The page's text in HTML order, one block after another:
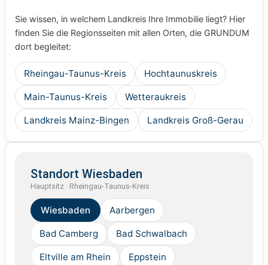
Sie wissen, in welchem Landkreis Ihre Immobilie liegt? Hier
finden Sie die Regionsseiten mit allen Orten, die GRUNDUM
dort begleitet:
Rheingau-Taunus-Kreis Hochtaunuskreis
Main-Taunus-Kreis Wetteraukreis
Landkreis Mainz-Bingen Landkreis Groß-Gerau
Standort Wiesbaden
Hauptsitz · Rheingau-Taunus-Kreis
Wiesbaden Aarbergen
Bad Camberg Bad Schwalbach
Eltville am Rhein Eppstein